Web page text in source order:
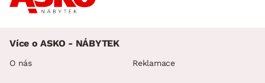
Více o ASKO - NÁBYTEK
O nás Reklamace